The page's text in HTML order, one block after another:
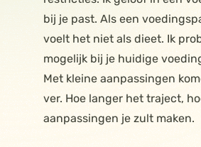
bij je past. Als een
voelt het niet als dieet. Ik
mogelijk bij je huidige
Met kleine aanpassingen
ver. Hoe langer het traject,
aanpassingen je zult maken.